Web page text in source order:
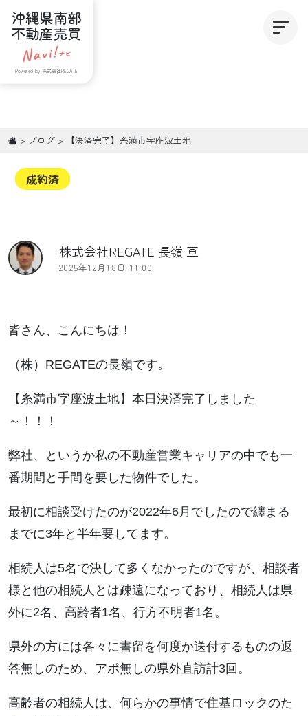
沖縄県南部
不動産売買
Powered by 株式会社REGATE
> ブログ > 【決済完了】糸満市字座波土地
成約済
株式会社REGATE 長嶺 亘
2025年12月18日 11:00
皆さん、こんにちは！
（株）REGATEの長嶺です。
【糸満市字座波土地】本日決済完了しました
～！！！
弊社、というか私の不動産営業キャリアの中でも一
番期間と手間を要した物件でした。
最初に相談受けたのが2022年6月でしたので纏まる
までに3年と半年要してます。
相続人は5名で決して多くなかったのですが、相談者
様と他の相続人とは疎遠になっており、相続人は県
外に2名、高齢者1名、行方不明者1名。
県外の方には各々に書留を何度か送付するものの返
答無しのため、アポ無しの県外直訪計3回。
高齢者の相続人は、何らかの事情で住基ロックのた